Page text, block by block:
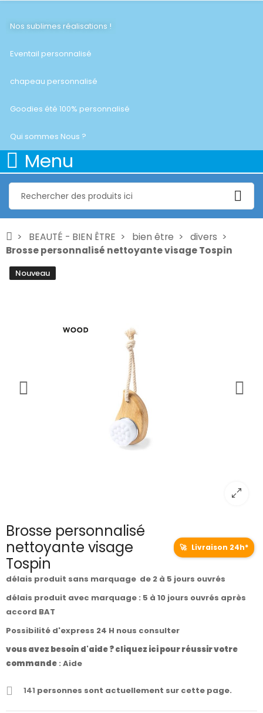
Nos sublimes réalisations !
Eventail personnalisé
chapeau personnalisé
Goodies été 100% personnalisé
Qui sommes Nous ?
Menu
BEAUTÉ - BIEN ÊTRE bien être
divers
Brosse personnalisé nettoyante visage Tospin
Nouveau
Brosse personnalisé
nettoyante visage
Tospin
🚀 Livraison 24h*
délais produit sans marquage de 2 à 5 jours ouvrés
délais produit avec marquage : 5 à 10 jours ouvrés après
accord BAT
Possibilité d'express 24 H nous consulter
vous avez besoin d'aide ? cliquez ici pour réussir votre
commande : Aide
141 personnes sont actuellement sur cette page.